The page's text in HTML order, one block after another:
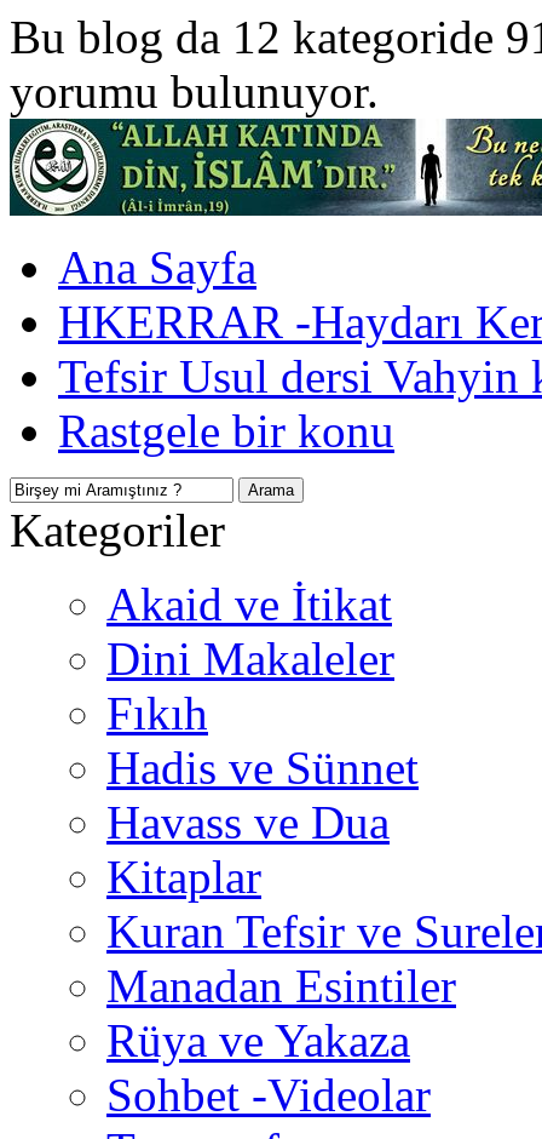
Bu blog da 12 kategoride
yorumu bulunuyor.
Ana Sayfa
HKERRAR -Haydarı
Tefsir Usul dersi Vahyin
Rastgele bir konu
Kategoriler
Akaid ve İtikat
Dini Makaleler
Fıkıh
Hadis ve Sünnet
Havass ve Dua
Kitaplar
Kuran Tefsir ve
Manadan Esintiler
Rüya ve Yakaza
Sohbet -Videolar